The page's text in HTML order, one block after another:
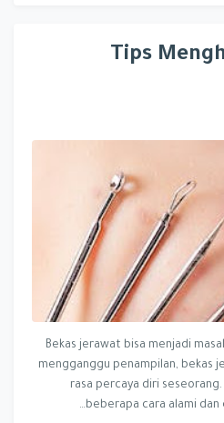
Tips
Bekas jerawat bisa menjadi
mengganggu penampilan, bekas
rasa percaya diri
beberapa cara alami dan